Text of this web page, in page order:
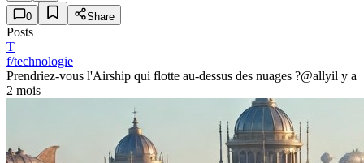
0 Share
Posts
T
f/technologie
Prendriez-vous l'Airship qui flotte au-dessus des nuages ?@allyil y a
2 mois